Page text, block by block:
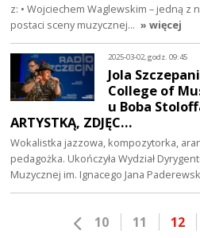
z: • Wojciechem Waglewskim – jedną
postaci sceny muzycznej… » więcej
2025-03-02, godz. 09:45
Jola
College of
u Boba
ARTYSTKĄ, ZDJĘC…
Wokalistka jazzowa, kompozytorka,
pedagożka. Ukończyła Wydział
Muzycznej im. Ignacego Jana
10 11 12